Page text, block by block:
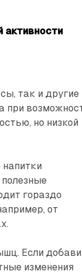
активности
так и другие
при
но низкой
гораздо
от
Если
изменения